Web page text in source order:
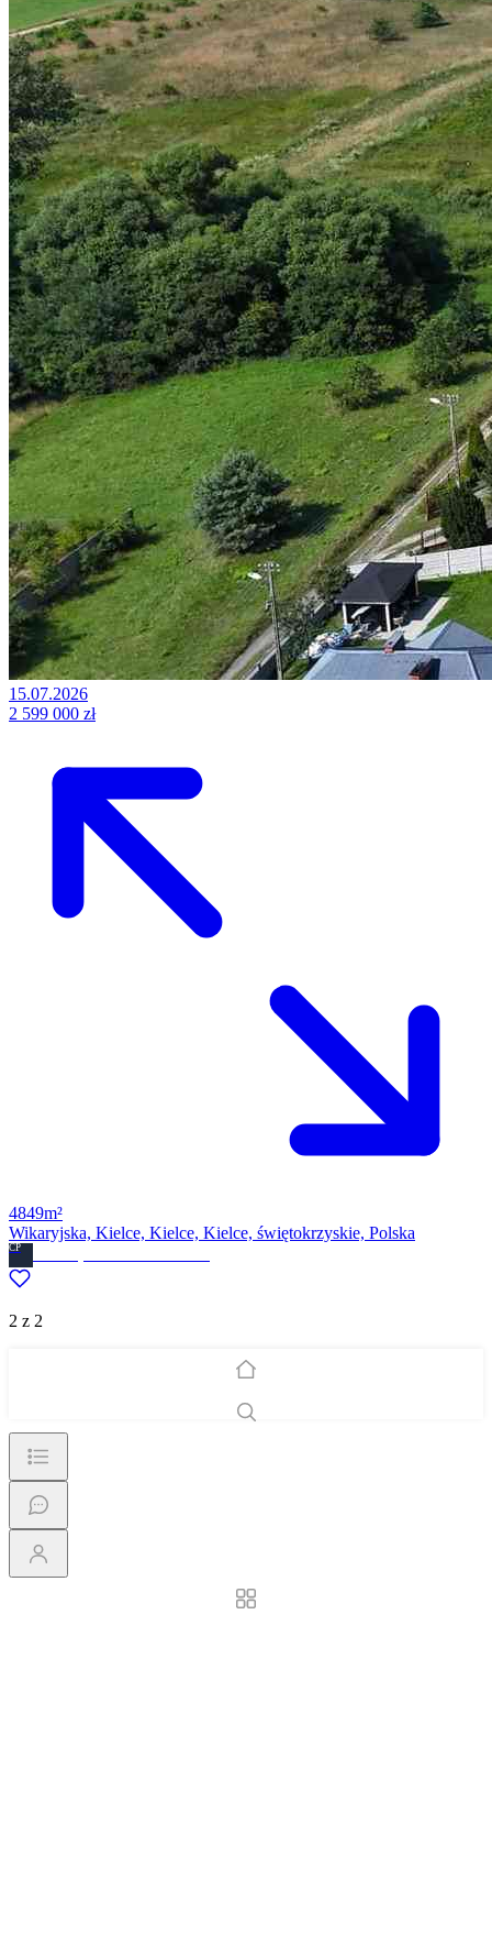
15.07.2026
2 599 000 zł
4849m²
Wikaryjska, Kielce, Kielce, Kielce, świętokrzyskie, Polska
CP
2 z 2